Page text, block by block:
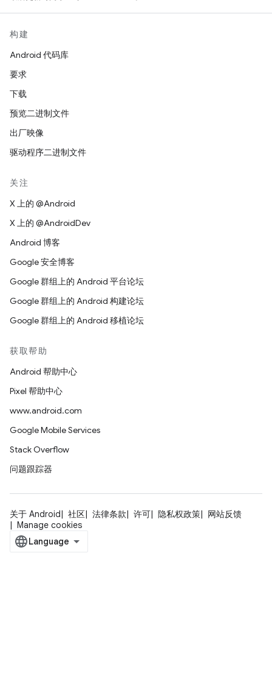
构建
Android 代码库
要求
下载
预览二进制文件
出厂映像
驱动程序二进制文件
关注
X 上的 @Android
X 上的 @AndroidDev
Android 博客
Google 安全博客
Google 群组上的 Android 平台论坛
Google 群组上的 Android 构建论坛
Google 群组上的 Android 移植论坛
获取帮助
Android 帮助中心
Pixel 帮助中心
www.android.com
Google Mobile Services
Stack Overflow
问题跟踪器
关于 Android 社区 法律条款 许可 隐私权政策
网站反馈
Manage cookies